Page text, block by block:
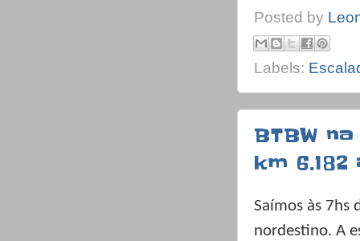
Posted by
Labels:
BTBW
km 6.182
Saímos às 7hs
nordestino. A